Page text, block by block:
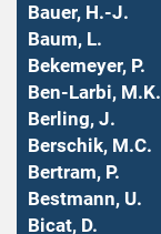
Bauer, H.-J.
Baum, L.
Bekemeyer, P.
Ben-Larbi, M.K.
Berling, J.
Berschik, M.C.
Bertram, P.
Bestmann, U.
Bicat, D.